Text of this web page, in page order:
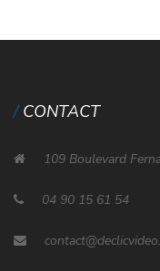
CONTACT
109 Boulevard
04 90 15 61 54